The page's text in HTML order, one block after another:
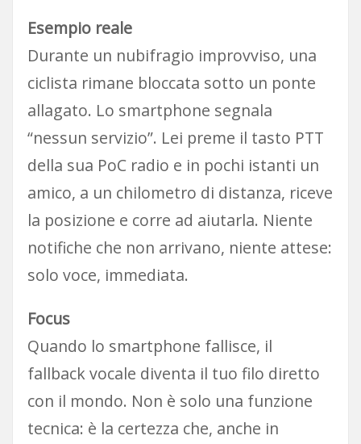
Esempio reale
Durante un nubifragio improvviso, una
ciclista rimane bloccata sotto un ponte
allagato. Lo smartphone segnala
“nessun servizio”. Lei preme il tasto PTT
della sua PoC radio e in pochi istanti un
amico, a un chilometro di distanza, riceve
la posizione e corre ad aiutarla. Niente
notifiche che non arrivano, niente attese:
solo voce, immediata.
Focus
Quando lo smartphone fallisce, il
fallback vocale diventa il tuo filo diretto
con il mondo. Non è solo una funzione
tecnica: è la certezza che, anche in